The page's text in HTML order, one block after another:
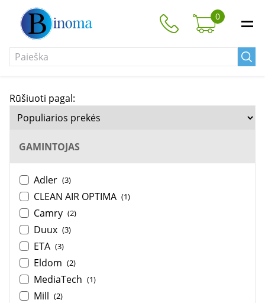
0
Rūšiuoti pagal:
GAMINTOJAS
Adler (3)
CLEAN AIR OPTIMA (1)
Camry (2)
Duux (3)
ETA (3)
Eldom (2)
MediaTech (1)
Mill (2)